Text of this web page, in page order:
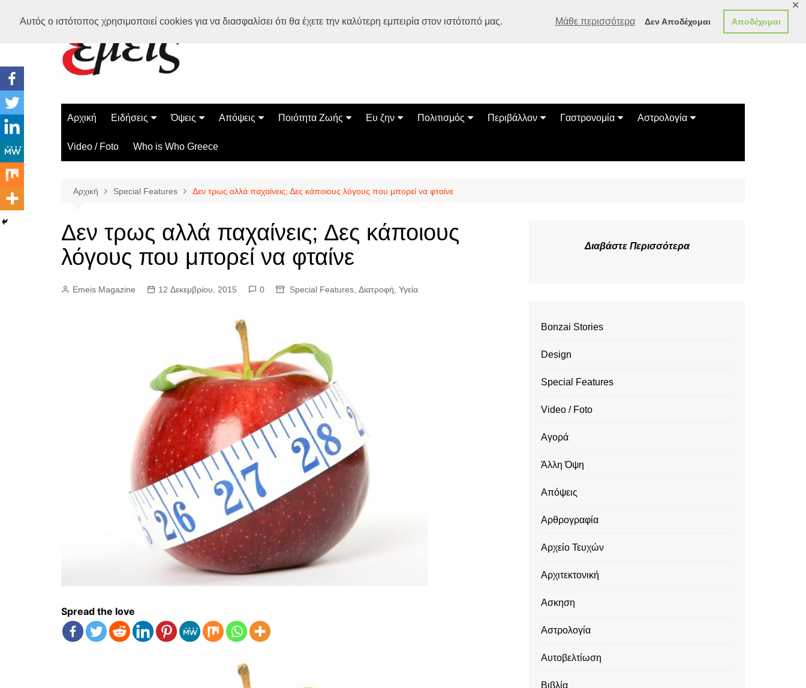
Αυτός ο ιστότοπος χρησιμοποιεί cookies για να διασφαλίσει ότι θα έχετε την καλύτερη εμπειρία στον ιστότοπό μας. Μάθε περισσότερα Δεν Αποδέχομαι Αποδέχομαι
✕
Αρχική Ειδήσεις
Ελλάδα
Διεθνή
Όψεις
Διάστημα
Επιστήμη
Περίεργα
Απόψεις
Αρθρογραφία
Ποιότητα Ζωής
Ασκηση
Ευ ζην
Αυτοβελτίωση
Σχέσεις
Πολιτισμός
Εκδηλώσεις
Bonsai Stories
Περιβάλλον
Οικολογία
Γαστρονομία
Συνταγές
Αστρολογία
Κινέζικο Ωροσκόπιο
Video / Foto Who is Who Greece
Αρχική Special Features Δεν τρως αλλά παχαίνεις; Δες κάποιους λόγους που μπορεί να φταίνε
Δεν τρως αλλά παχαίνεις; Δες κάποιους
λόγους που μπορεί να φταίνε
Emeis Magazine 12 Δεκεμβρίου, 2015 0 Special Features Διατροφή Υγεία
Spread the love
Διαβάστε Περισσότερα
Bonzai Stories
Design
Special Features
Video / Foto
Αγορά
Άλλη Όψη
Απόψεις
Αρθρογραφία
Αρχείο Τευχών
Αρχιτεκτονική
Ασκηση
Αστρολογία
Αυτοβελτίωση
Βιβλία